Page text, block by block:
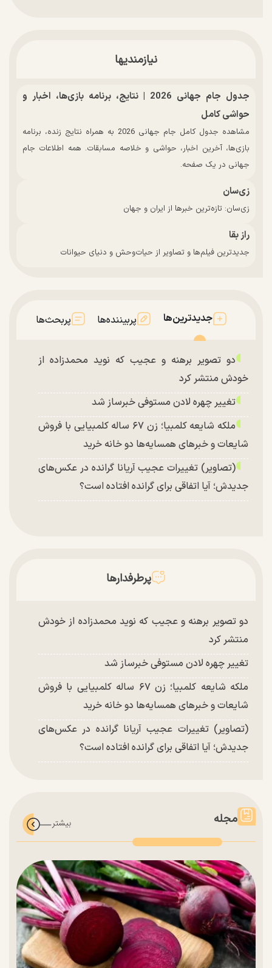
نیازمندیها
جدول جام جهانی 2026 | نتایج، برنامه بازی‌ها، اخبار و
حواشی کامل
مشاهده جدول کامل جام جهانی 2026 به همراه نتایج زنده، برنامه
بازی‌ها، آخرین اخبار، حواشی و خلاصه مسابقات. همه اطلاعات جام
جهانی در یک صفحه.
زی‌سان
زی‌سان: تازه‌ترین خبرها از ایران و جهان
راز بقا
جدیدترین فیلم‌ها و تصاویر از حیات‌وحش و دنیای حیوانات
جدیدترین‌ها پربیننده‌ها پربحث‌ها
دو تصویر برهنه و عجیب که نوید محمدزاده از
خودش منتشر کرد
تغییر چهره لادن مستوفی خبرساز شد
ملکه شایعه کلمبیا؛ زن ۶۷ ساله کلمبیایی با فروش
شایعات و خبر‌های همسایه‌ها دو خانه خرید
(تصاویر) تغییرات عجیب آریانا گرانده در عکس‌های
جدیدش؛ آیا اتفاقی برای گرانده افتاده است؟
پرطرفدارها
دو تصویر برهنه و عجیب که نوید محمدزاده از خودش
منتشر کرد
تغییر چهره لادن مستوفی خبرساز شد
ملکه شایعه کلمبیا؛ زن ۶۷ ساله کلمبیایی با فروش
شایعات و خبر‌های همسایه‌ها دو خانه خرید
(تصاویر) تغییرات عجیب آریانا گرانده در عکس‌های
جدیدش؛ آیا اتفاقی برای گرانده افتاده است؟
مجله